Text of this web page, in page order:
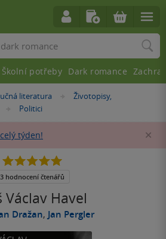
literatura »
Životopisy,
»Politici
týden!
Václav Havel
Dražan, Jan Pergler
5.0
5
3 hodnocení čtenářů
Školní potřeby Dark romance